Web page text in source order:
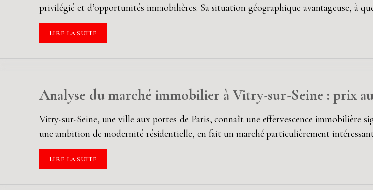
privilégié et d’opportunités immobilières. Sa situation géographique avantageuse, à
LIRE LA SUITE
Analyse du marché immobilier à Vitry-sur-Seine : prix au
Vitry-sur-Seine, une ville aux portes de Paris, connaît une effervescence
une ambition de modernité résidentielle, en fait un marché particulièrement
LIRE LA SUITE